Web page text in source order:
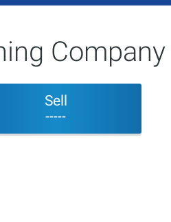
Company
Sell
-----